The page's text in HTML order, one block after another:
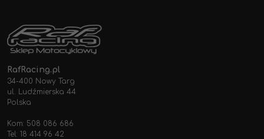
RafRacing.pl
34-400 Nowy Targ
ul. Ludźmierska 44
Polska
Kom: 508 086 686
Tel: 18 414 96 42